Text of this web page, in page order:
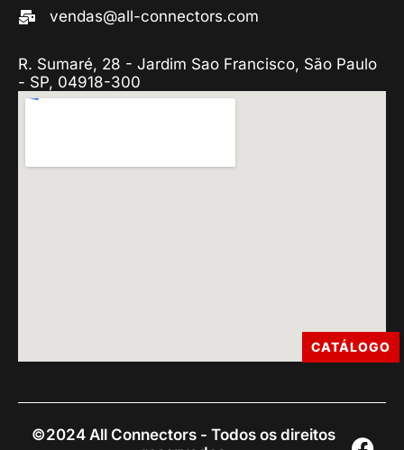
vendas@all-connectors.com
R. Sumaré, 28 - Jardim Sao Francisco, São Paulo
- SP, 04918-300
©2024 All Connectors - Todos os direitos
CATÁLOGO